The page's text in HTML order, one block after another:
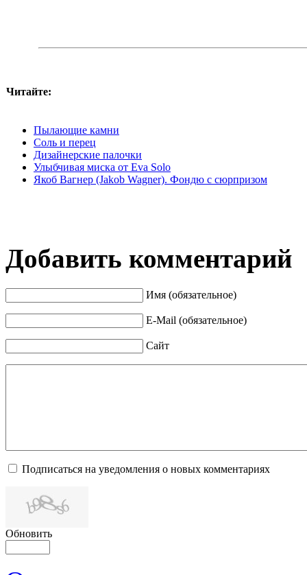
Читайте:
Пылающие камни
Соль и перец
Дизайнерские палочки
Улыбчивая миска от Eva Solo
Якоб Вагнер (Jakob Wagner). Фондю с сюрпризом
Добавить комментарий
Имя (обязательное)
E-Mail (обязательное)
Сайт
Подписаться на уведомления о новых комментариях
Обновить